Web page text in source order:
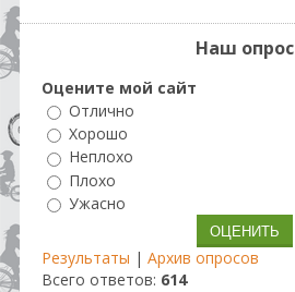
Наш опрос
Оцените мой сайт
Отлично
Хорошо
Неплохо
Плохо
Ужасно
Результаты | Архив опросов
Всего ответов: 614